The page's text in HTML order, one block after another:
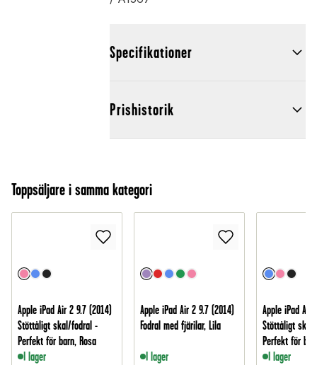
Specifikationer
Prishistorik
Toppsäljare i samma kategori
Apple iPad Air 2 9.7 (2014)
Stöttåligt skal/fodral -
Perfekt för barn, Rosa
I lager
Apple iPad Air 2 9.7 (2014)
Fodral med fjärilar, Lila
I lager
Apple iPad Air
Stöttåligt
Perfekt för
I lager